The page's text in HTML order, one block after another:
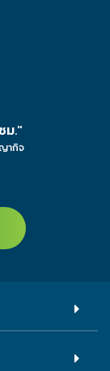
ม."
ากิจ